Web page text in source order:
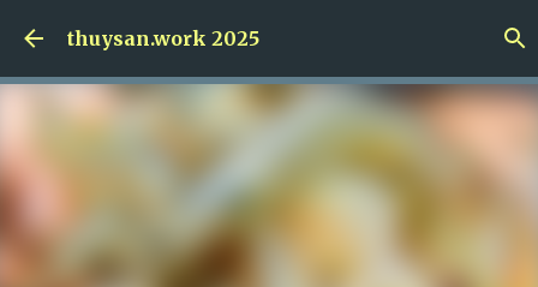
Skip to main content
thuysan.work 2025